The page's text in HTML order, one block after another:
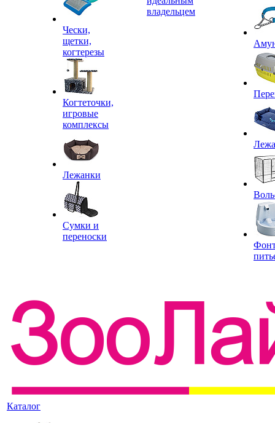
Чески,
щетки,
когтерезы
Когтеточки,
игровые
комплексы
Лежанки
Сумки и
переноски
владельцем
Каталог